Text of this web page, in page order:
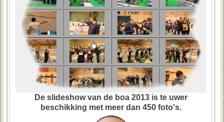
De slideshow van de boa 2013 is te uwer
beschikking met meer dan 450 foto's.